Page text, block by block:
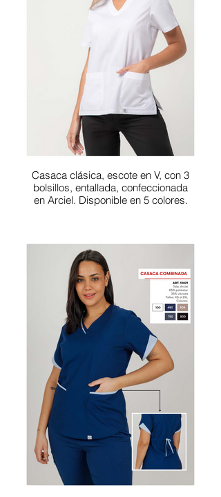
Casaca clásica, escote en V, con 3
bolsillos, entallada, confeccionada
en Arciel. Disponible en 5 colores.